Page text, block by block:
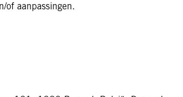
of aanpassingen.